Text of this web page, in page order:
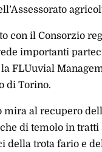
con il Consorzio
importanti
FLUuvial
di Torino.
al recupero
di temolo in
della trota fario e